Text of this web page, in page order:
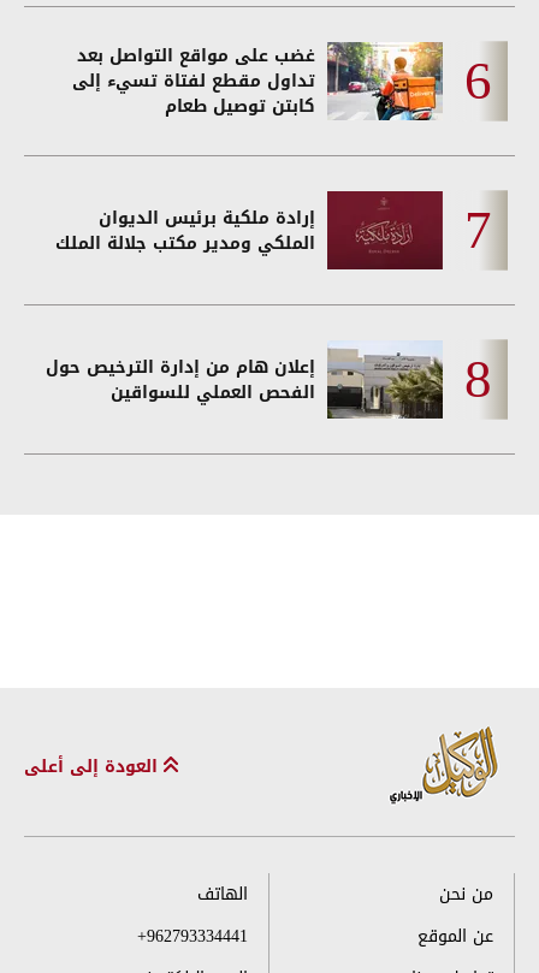
غضب على مواقع التواصل بعد
تداول مقطع لفتاة تسيء إلى
كابتن توصيل طعام
إرادة ملكية برئيس الديوان
الملكي ومدير مكتب جلالة الملك
إعلان هام من إدارة الترخيص حول
الفحص العملي للسواقين
العودة إلى أعلى
من نحن
عن الموقع
الهاتف
+962793334441